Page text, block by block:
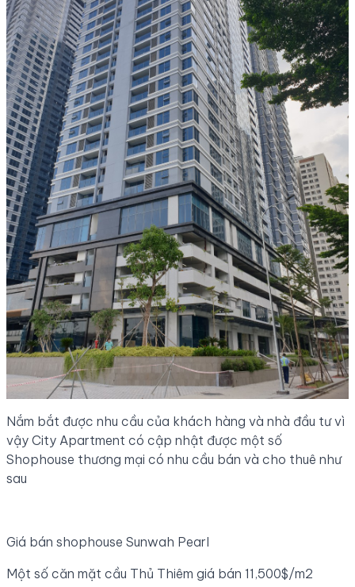
Nắm bắt được nhu cầu của khách hàng và nhà đầu tư vì
vậy City Apartment có cập nhật được một số
Shophouse thương mại có nhu cầu bán và cho thuê như
sau
Giá bán shophouse Sunwah Pearl
Một số căn mặt cầu Thủ Thiêm giá bán 11,500$/m2